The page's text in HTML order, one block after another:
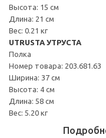
Высота: 15 см
Длина: 21 см
Вес: 0.21 кг
UTRUSTA УТРУСТА
Полка
Номер товара: 203.681.63
Ширина: 37 см
Высота: 4 см
Длина: 58 см
Вес: 5.20 кг